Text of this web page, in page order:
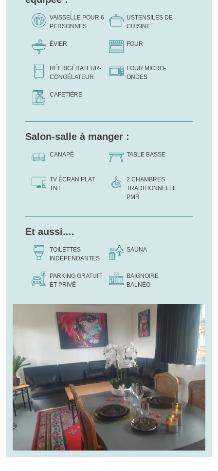
VAISSELLE POUR 6
PERSONNES
USTENSILES DE
CUISINE
ÉVIER FOUR
RÉFRIGÉRATEUR-
CONGÉLATEUR
FOUR MICRO-
ONDES
CAFETIÈRE
Salon-salle à manger :
CANAPÉ TABLE BASSE
TV ÉCRAN PLAT
TNT
2 CHAMBRES
TRADITIONNELLE
PMR
Et aussi....
TOILETTES
INDÉPENDANTES
SAUNA
PARKING GRATUIT
ET PRIVÉ
BAIGNOIRE
BALNÉO